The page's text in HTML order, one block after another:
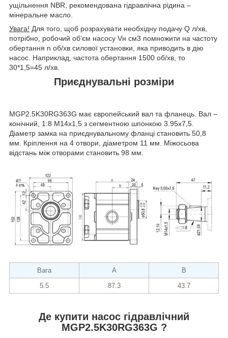
ущільнення NBR, рекомендована гідравлічна рідина –
мінеральне масло.
Увага! Для того, щоб розрахувати необхідну подачу Q л/хв,
потрібно, робочий об’єм насосу Vн см3 помножити на частоту
обертання n об/хв силової установки, яка приводить в дію
насос. Наприклад, частота обертання 1500 об/хв, то
30*1,5=45 л/хв.
Приєднувальні розміри
MGP2.5K30RG363G має європейський вал та фланець. Вал –
конічний, 1:8 М14х1,5 з сегментною шпонкою 3.95х7,5.
Діаметр замка на приєднувальному фланці становить 50,8
мм. Кріплення на 4 отвори, діаметром 11 мм. Міжосьова
відстань між отворами становить 98 мм.
Вага А
В
5.5
87.3 43.7
Де купити насос гідравлічний
MGP2.5K30RG363G ?